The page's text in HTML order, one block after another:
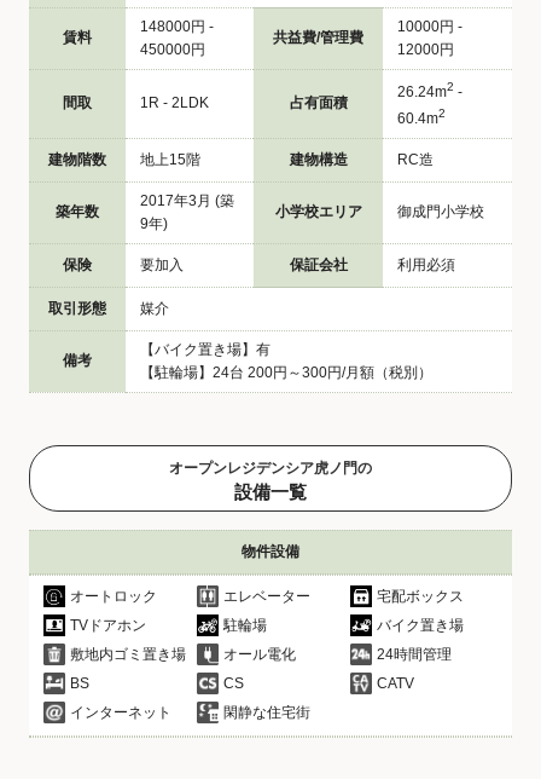
賃料
148000円 -
450000円
共益費/管理費
10000円 -
12000円
間取 1R - 2LDK 占有面積
26.24m2 -
60.4m2
建物階数 地上15階 建物構造 RC造
築年数
2017年3月 (築
9年)
小学校エリア 御成門小学校
保険 要加入 保証会社 利用必須
取引形態 媒介
備考
【バイク置き場】有
【駐輪場】24台 200円～300円/月額（税別）
オープンレジデンシア虎ノ門の
設備一覧
物件設備
オートロック エレベーター
宅配ボックス
TVドアホン
駐輪場
バイク置き場
敷地内ゴミ置き場
オール電化
24時間管理
BS
CS
CATV
インターネット
閑静な住宅街